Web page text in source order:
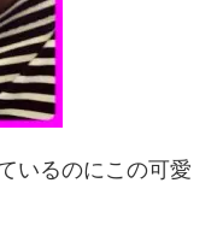
いるのにこの可愛